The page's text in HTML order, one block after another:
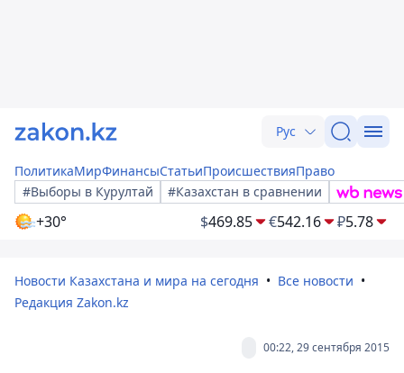
Рус
ПолитикаМирФинансыСтатьиПроисшествияПраво
#Выборы в Курултай
#Казахстан в сравнении
+30° $469.85 €542.16 ₽5.78
Новости Казахстана и мира на сегодня
Все новости
Редакция Zakon.kz
00:22, 29 сентября 2015